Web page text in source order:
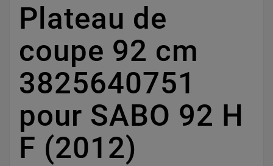
Plateau de
coupe 92 cm
3825640751
pour SABO 92 H
F (2012)